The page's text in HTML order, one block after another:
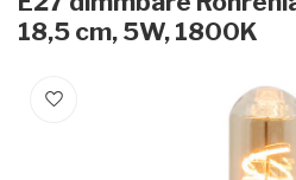
18,5 cm, 5W, 1800K